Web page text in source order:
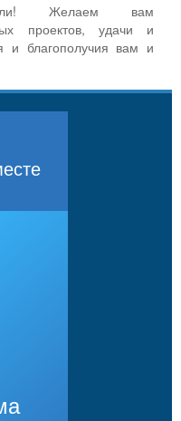
Желаем вам
проектов, удачи и
и благополучия вам и